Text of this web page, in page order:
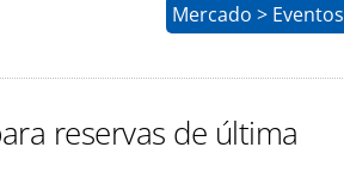
Mercado > Eventos
reservas de última